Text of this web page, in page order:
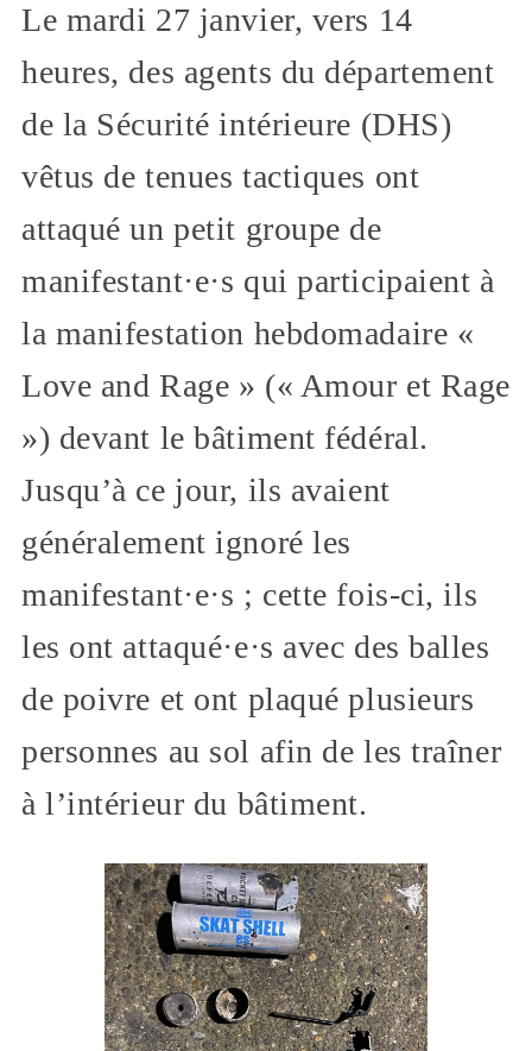
Le mardi 27 janvier, vers 14
heures, des agents du département
de la Sécurité intérieure (DHS)
vêtus de tenues tactiques ont
attaqué un petit groupe de
manifestant·e·s qui participaient à
la manifestation hebdomadaire «
Love and Rage » (« Amour et Rage
») devant le bâtiment fédéral.
Jusqu’à ce jour, ils avaient
généralement ignoré les
manifestant·e·s ; cette fois-ci, ils
les ont attaqué·e·s avec des balles
de poivre et ont plaqué plusieurs
personnes au sol afin de les traîner
à l’intérieur du bâtiment.